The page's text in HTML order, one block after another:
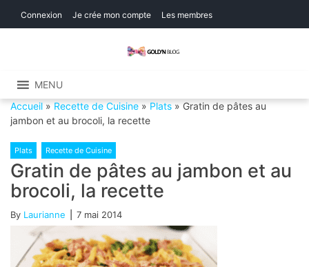
Connexion Je crée mon compte Les membres
MENU
Accueil » Recette de Cuisine » Plats » Gratin de pâtes au
jambon et au brocoli, la recette
Plats Recette de Cuisine
Gratin de pâtes au jambon et au
brocoli, la recette
By Laurianne 7 mai 2014